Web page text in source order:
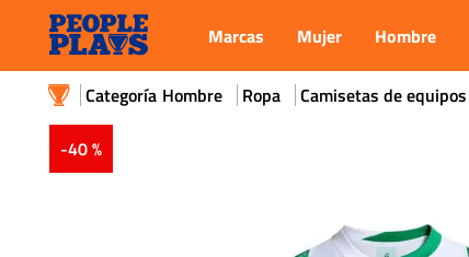
Marcas Mujer Hombre
Hombre Ropa Camisetas de equipos
-40 %